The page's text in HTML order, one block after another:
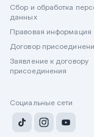
Сбор и обработка
данных
Правовая информация
Договор
Заявление к договору
присоединения
Социальные сети